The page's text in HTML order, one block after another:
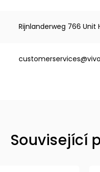
Rijnlanderweg 766 Unit
Související